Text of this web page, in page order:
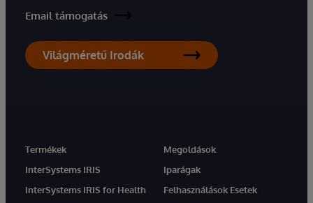
Email támogatás
Világméretű Irodák
Termékek
InterSystems IRIS
InterSystems IRIS for Health
Megoldások
Iparágak
Felhasználások Esetek